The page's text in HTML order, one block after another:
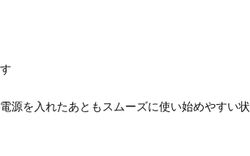
源を入れたあともスムーズに使い始めやすい